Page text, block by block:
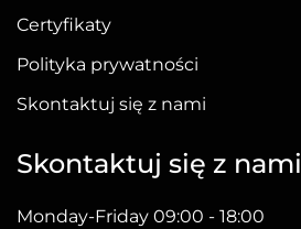
Certyfikaty
Polityka prywatności
Skontaktuj się z nami
Skontaktuj się z nami
Monday-Friday 09:00 - 18:00